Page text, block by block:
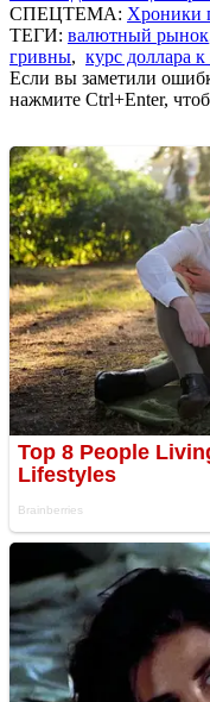
СПЕЦТЕМА: Хроники
ТЕГИ: валютный рынок
гривны, курс доллара
Если вы заметили
нажмите Ctrl+Enter,